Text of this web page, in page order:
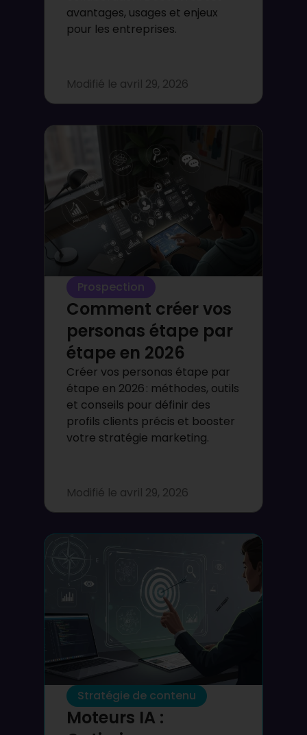
avantages, usages et enjeux
pour les entreprises.
Modifié le avril 29, 2026
Prospection
Comment créer vos
personas étape par
étape en 2026
Créer vos personas étape par
étape en 2026 : méthodes, outils
et conseils pour définir des
profils clients précis et booster
votre stratégie marketing.
Modifié le avril 29, 2026
Stratégie de contenu
Moteurs IA :